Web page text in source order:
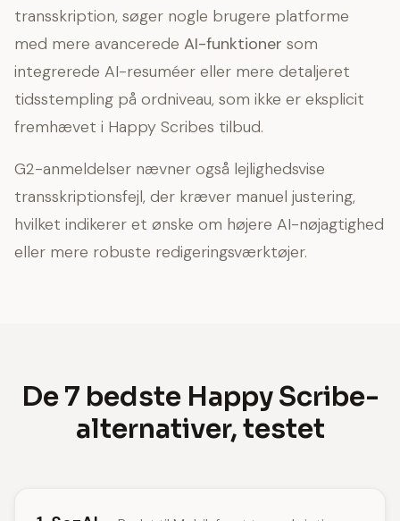
transskription, søger nogle brugere platforme
med mere avancerede AI-funktioner som
integrerede AI-resuméer eller mere detaljeret
tidsstempling på ordniveau, som ikke er eksplicit
fremhævet i Happy Scribes tilbud.
G2-anmeldelser nævner også lejlighedsvise
transskriptionsfejl, der kræver manuel justering,
hvilket indikerer et ønske om højere AI-nøjagtighed
eller mere robuste redigeringsværktøjer.
De 7 bedste Happy Scribe-
alternativer, testet